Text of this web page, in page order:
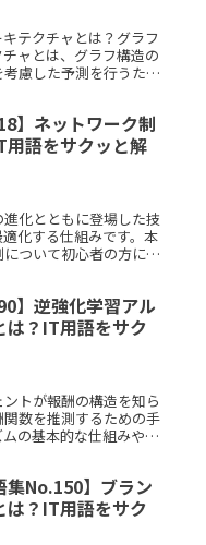
テクチャとは？グラフ
ャとは、グラフ構造の
慮した予測を行うため
】ネットワーク制
用語をサクッと解
化とともに登場した技
化する仕組みです。本
ついて初心者の方にも
】逆強化学習アル
は？IT用語をサク
トが報酬の構造を知ら
数を推測するための手
の基本的な仕組みや具
集No.150】ブラン
は？IT用語をサク